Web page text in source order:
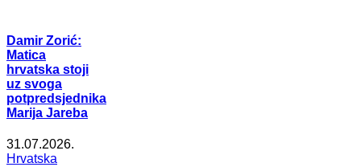
Damir Zorić:
Matica
hrvatska stoji
uz svoga
potpredsjednika
Marija Jareba
31.07.2026.
Hrvatska